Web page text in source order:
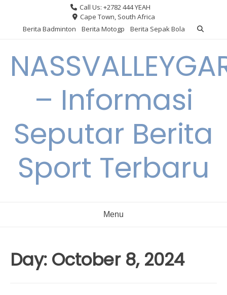
content
Call Us: +2782 444 YEAH
Cape Town, South Africa
Berita Badminton
Berita Motogp Berita Sepak Bola
– Informasi
Seputar Berita
Sport Terbaru
Menu
Day: October 8, 2024